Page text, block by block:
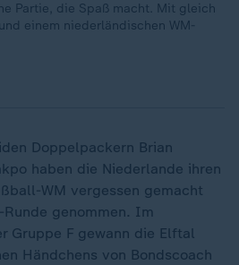
Partie, die Spaß macht. Mit gleich
einem niederländischen WM-
Doppelpackern Brian
haben die Niederlande ihren
WM vergessen gemacht
genommen. Im
Gruppe F gewann die Elftal
Händchens von Bondscoach